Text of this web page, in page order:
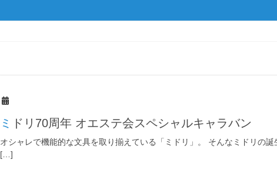
ミドリ70周年 オエステ会スペシャルキャラバン
オシャレで機能的な文具を取り揃えている「ミドリ」。 そんなミドリの
[…]